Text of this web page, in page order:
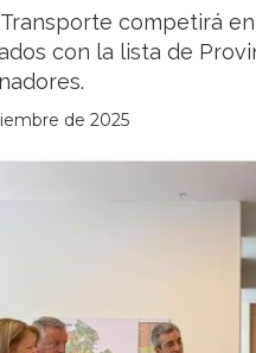
competirá
con la lista de
de 2025